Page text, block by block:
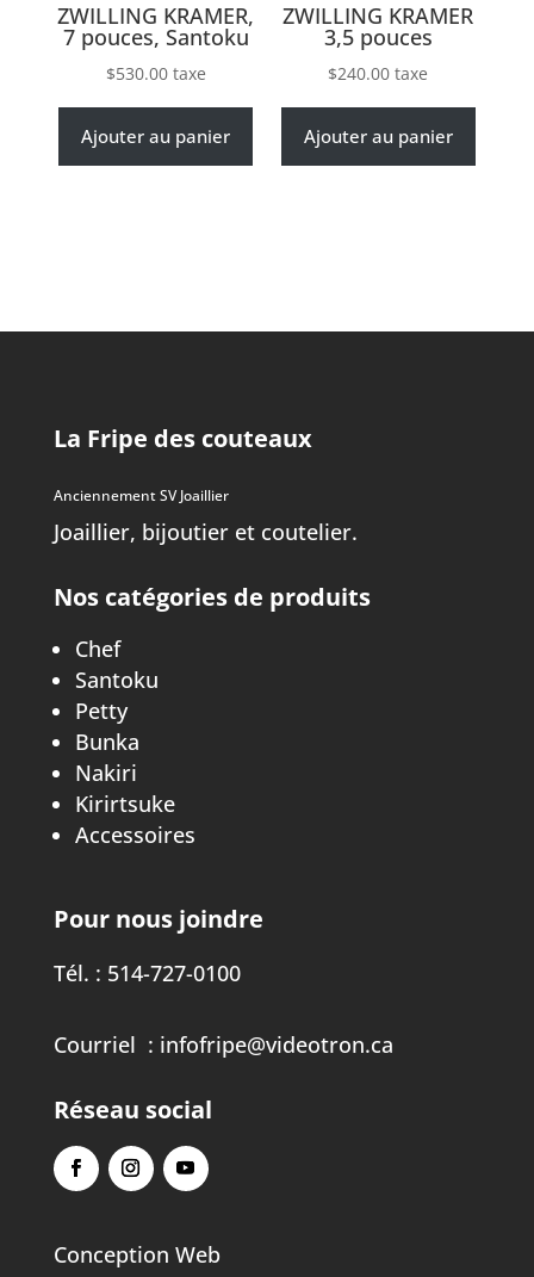
ZWILLING KRAMER,
7 pouces, Santoku
$530.00 taxe
Ajouter au panier
ZWILLING KRAMER
3,5 pouces
$240.00 taxe
Ajouter au panier
La Fripe des couteaux
Anciennement SV Joaillier
Joaillier, bijoutier et coutelier.
Nos catégories de produits
Chef
Santoku
Petty
Bunka
Nakiri
Kirirtsuke
Accessoires
Pour nous joindre
Tél. : 514-727-0100
Courriel : infofripe@videotron.ca
Réseau social
Conception Web